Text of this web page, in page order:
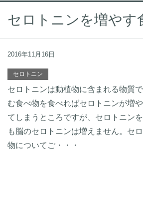
セロトニンを増やす
2016年11月16日
セロトニン
セロトニンは動植物に含まれる物質
む食べ物を食べればセロトニンが増
てしまうところですが、セロトニン
も脳のセロトニンは増えません。セ
物についてご・・・